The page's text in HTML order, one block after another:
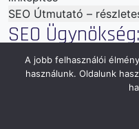
SEO Útmutató –
SEO
képe a
A digitális világ egy
ökoszisztéma, ahol
figyelemért. Ebben a
A jobb felhasználói
használunk. Oldalunk